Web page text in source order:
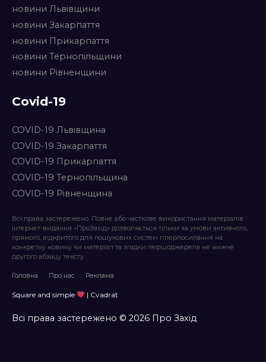
новини Львівщини
новини Закарпаття
новини Прикарпаття
новини Тернопільщини
новини Рівненщини
Covid-19
COVID-19 Львівщина
COVID-19 Закарпаття
COVID-19 Прикарпаття
COVID-19 Тернопільщина
COVID-19 Рівненщина
Всі права застережено. Повне або часткове використання матеріалів
інтернет-видання «ПроЗахід» дозволяється тільки за умови активного,
прямого, відкритого для пошукових систем гіперпосилання на
конкретну новину чи матеріал та згадки першоджерела не нижче
другого абзацу тексту.
Головна Про нас Реклама
Square and simple | Cvadrat
Всі права застережено © 2026 Про Захід